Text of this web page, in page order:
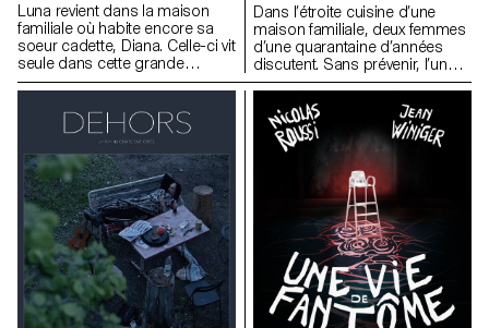
Luna revient dans la maison
familiale où habite encore sa
soeur cadette, Diana. Celle-ci vit
seule dans cette grande
maison vétuste, depuis la mort
Dans l’étroite cuisine d’une
maison familiale, deux femmes
d’une quarantaine d’années
discutent. Sans prévenir, l’une
d’elle s’oublie et embrasse